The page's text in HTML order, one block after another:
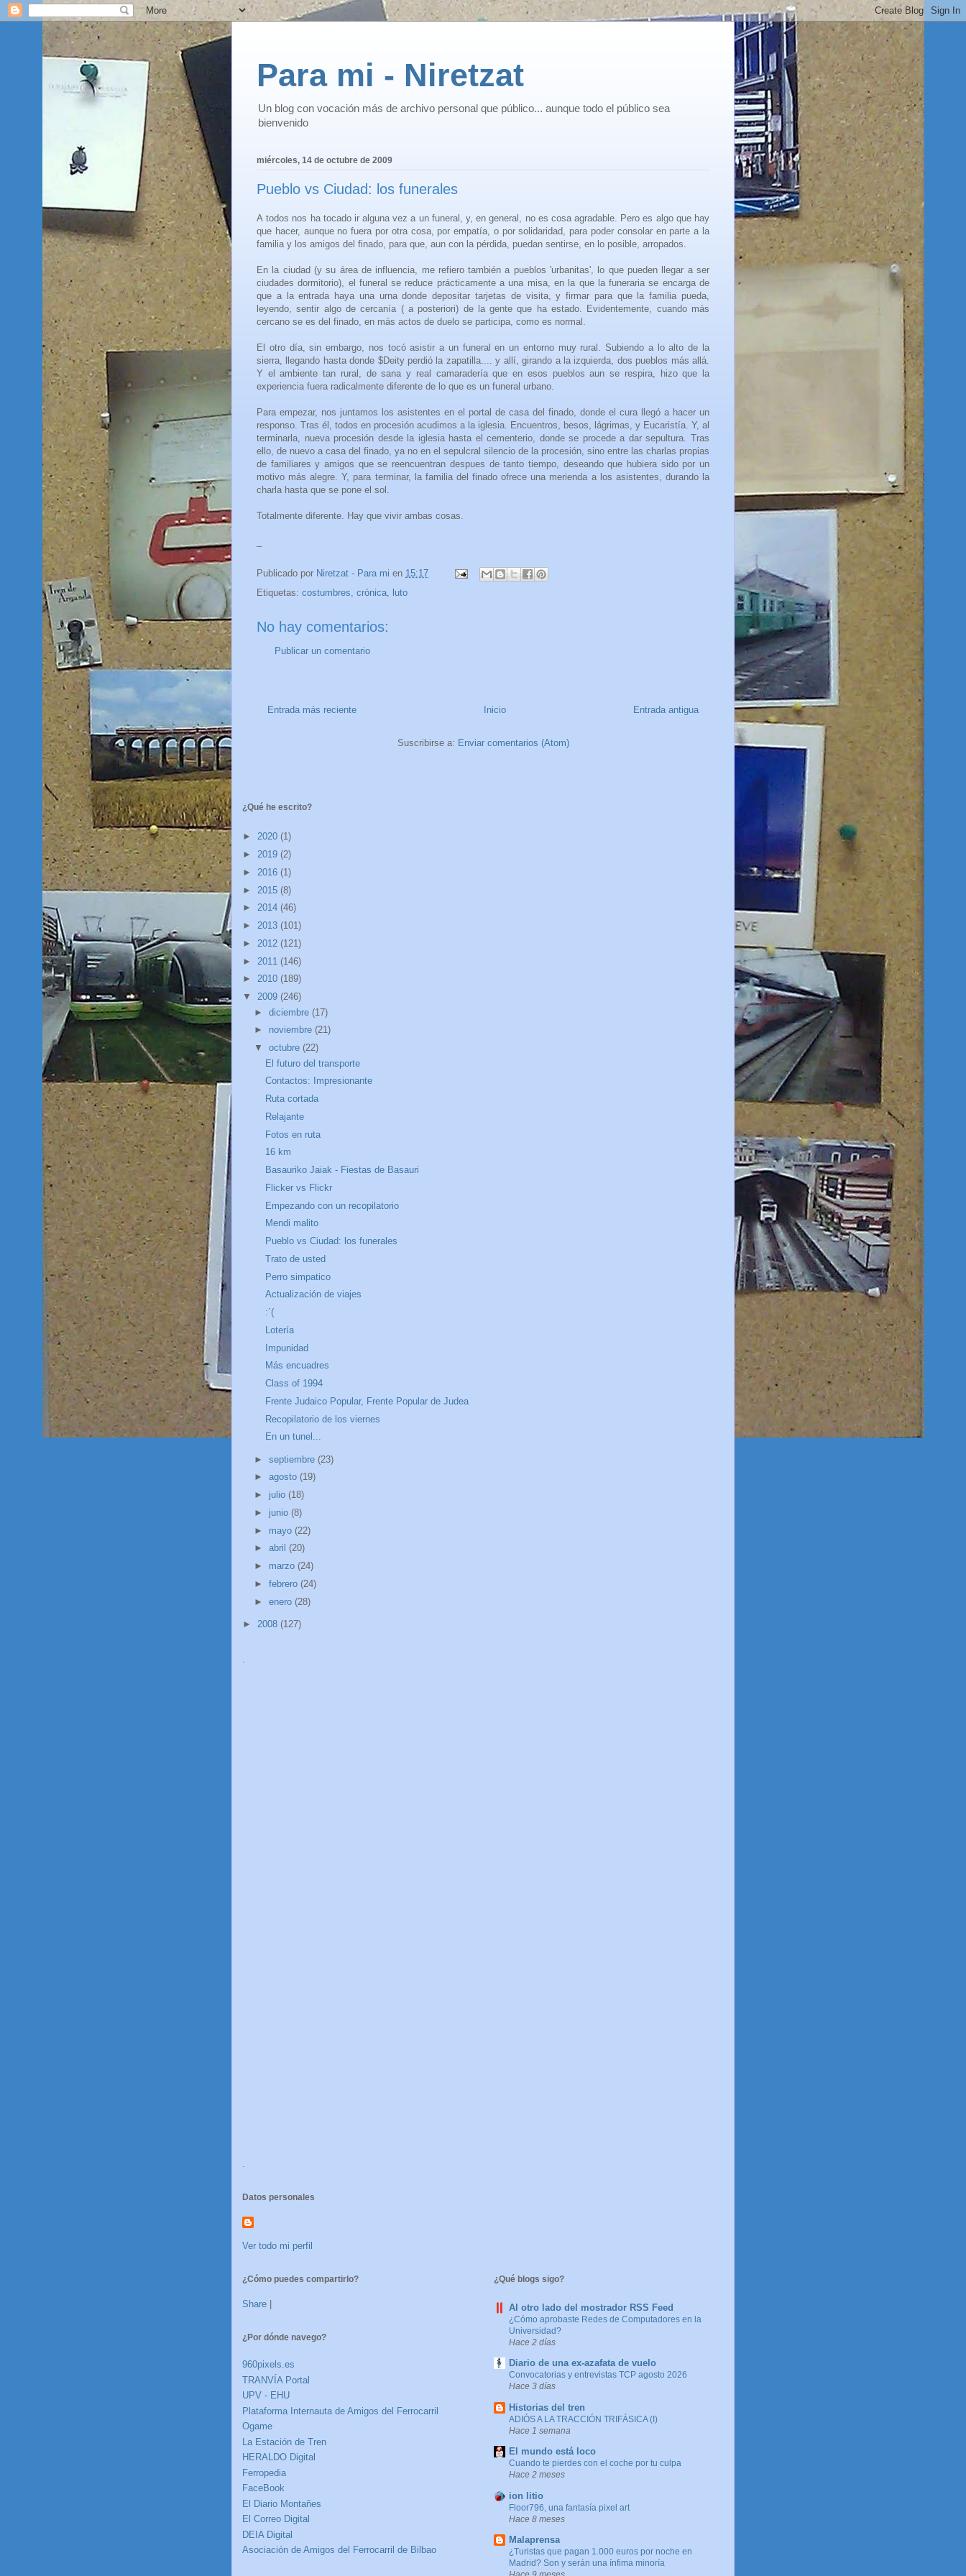
Para mi - Niretzat
Un blog con vocación más de archivo personal que público... aunque todo el público sea
bienvenido
miércoles, 14 de octubre de 2009
Pueblo vs Ciudad: los funerales
A todos nos ha tocado ir alguna vez a un funeral, y, en general, no es cosa agradable. Pero es algo que hay
que hacer, aunque no fuera por otra cosa, por empatía, o por solidaridad, para poder consolar en parte a la
familia y los amigos del finado, para que, aun con la pérdida, puedan sentirse, en lo posible, arropados.
En la ciudad (y su área de influencia, me refiero también a pueblos 'urbanitas', lo que pueden llegar a ser
ciudades dormitorio), el funeral se reduce prácticamente a una misa, en la que la funeraria se encarga de
que a la entrada haya una urna donde depositar tarjetas de visita, y firmar para que la familia pueda,
leyendo, sentir algo de cercanía ( a posteriori) de la gente que ha estado. Evidentemente, cuando más
cercano se es del finado, en más actos de duelo se participa, como es normal.
El otro día, sin embargo, nos tocó asistir a un funeral en un entorno muy rural. Subiendo a lo alto de la
sierra, llegando hasta donde $Deity perdió la zapatilla.... y allí, girando a la izquierda, dos pueblos más allá.
Y el ambiente tan rural, de sana y real camaradería que en esos pueblos aun se respira, hizo que la
experiencia fuera radicalmente diferente de lo que es un funeral urbano.
Para empezar, nos juntamos los asistentes en el portal de casa del finado, donde el cura llegó a hacer un
responso. Tras él, todos en procesión acudimos a la iglesia. Encuentros, besos, lágrimas, y Eucaristía. Y, al
terminarla, nueva procesión desde la iglesia hasta el cementerio, donde se procede a dar sepultura. Tras
ello, de nuevo a casa del finado, ya no en el sepulcral silencio de la procesión, sino entre las charlas propias
de familiares y amigos que se reencuentran despues de tanto tiempo, deseando que hubiera sido por un
motivo más alegre. Y, para terminar, la familia del finado ofrece una merienda a los asistentes, durando la
charla hasta que se pone el sol.
Totalmente diferente. Hay que vivir ambas cosas.
Publicado por Niretzat - Para mi en 15:17
Etiquetas: costumbres crónica luto
No hay comentarios:
Publicar un comentario
Entrada más reciente Entrada antigua
Inicio
Suscribirse a: Enviar comentarios (Atom)
¿Qué he escrito?
► 2020 (1)
► 2019 (2)
► 2016 (1)
► 2015 (8)
► 2014 (46)
► 2013 (101)
► 2012 (121)
► 2011 (146)
► 2010 (189)
▼ 2009 (246)
► diciembre (17)
► noviembre (21)
▼ octubre (22)
El futuro del transporte
Contactos: Impresionante
Ruta cortada
Relajante
Fotos en ruta
16 km
Basauriko Jaiak - Fiestas de Basauri
Flicker vs Flickr
Empezando con un recopilatorio
Mendi malito
Pueblo vs Ciudad: los funerales
Trato de usted
Perro simpatico
Actualización de viajes
:´(
Lotería
Impunidad
Más encuadres
Class of 1994
Frente Judaico Popular, Frente Popular de Judea
Recopilatorio de los viernes
En un tunel...
► septiembre (23)
► agosto (19)
► julio (18)
► junio (8)
► mayo (22)
► abril (20)
► marzo (24)
► febrero (24)
► enero (28)
► 2008 (127)
.
.
Datos personales
Ver todo mi perfil
¿Cómo puedes compartirlo?
Share
¿Por dónde navego?
960pixels.es
TRANVÍA Portal
UPV - EHU
Plataforma Internauta de Amigos del Ferrocarril
Ogame
La Estación de Tren
HERALDO Digital
Ferropedia
FaceBook
El Diario Montañes
El Correo Digital
DEIA Digital
Asociación de Amigos del Ferrocarril de Bilbao
¿Qué blogs sigo?
Al otro lado del mostrador RSS Feed
¿Cómo aprobaste Redes de Computadores en la
Universidad?
Hace 2 días
Diario de una ex-azafata de vuelo
Convocatorias y entrevistas TCP agosto 2026
Hace 3 días
Historias del tren
ADIÓS A LA TRACCIÓN TRIFÁSICA (I)
Hace 1 semana
El mundo está loco
Cuando te pierdes con el coche por tu culpa
Hace 2 meses
ion litio
Floor796, una fantasía pixel art
Hace 8 meses
Malaprensa
¿Turistas que pagan 1.000 euros por noche en
Madrid? Son y serán una ínfima minoría